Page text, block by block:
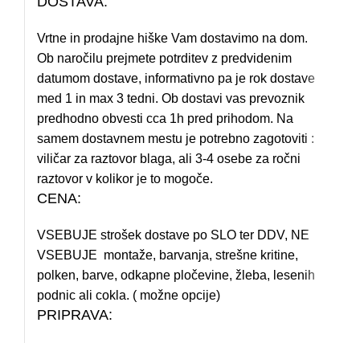
Vrtne in prodajne hiške Vam dostavimo na dom.
Ob naročilu prejmete potrditev z predvidenim
datumom dostave, informativno pa je rok dostave
med 1 in max 3 tedni. Ob dostavi vas prevoznik
predhodno obvesti cca 1h pred prihodom. Na
samem dostavnem mestu je potrebno zagotoviti :
viličar za raztovor blaga, ali 3-4 osebe za ročni
raztovor v kolikor je to mogoče.
CENA:
VSEBUJE strošek dostave po SLO ter DDV, NE
VSEBUJE montaže, barvanja, strešne kritine,
polken, barve, odkapne pločevine, žleba, lesenih
podnic ali cokla. ( možne opcije)
PRIPRAVA: